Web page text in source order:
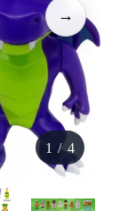
→
1 / 4